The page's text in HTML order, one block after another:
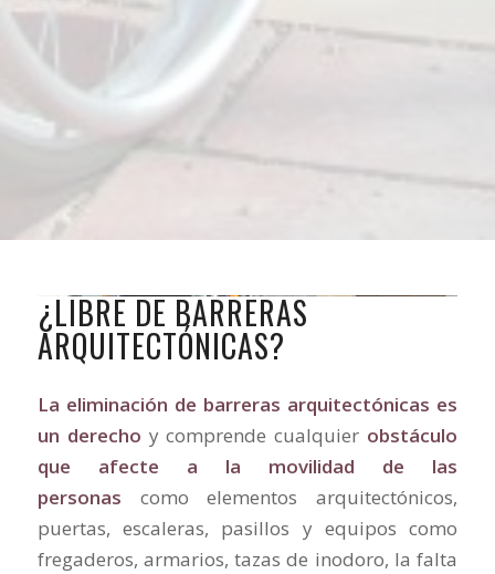
¿LIBRE DE BARRERAS
ARQUITECTÓNICAS?
La eliminación de barreras arquitectónicas es
un derecho y comprende cualquier obstáculo
que afecte a la movilidad de las
personas como elementos arquitectónicos,
puertas, escaleras, pasillos y equipos como
fregaderos, armarios, tazas de inodoro, la falta